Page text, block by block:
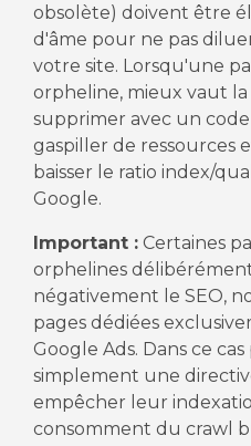
obsolète) doivent être
d'âme pour ne pas
votre site. Lorsqu'une
orpheline, mieux vaut
supprimer avec un
gaspiller de ressources
baisser le ratio index/
Google.
Important :Certaines
orphelines
négativement le SEO,
pages dédiées
Google Ads. Dans ce
simplement une
empêcher leur
consomment du crawl